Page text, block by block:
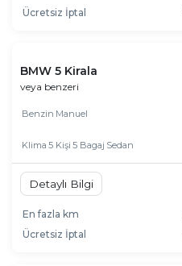
Ücretsiz İptal
BMW 5 Kirala
veya benzeri
Benzin Manuel
Klima 5 Kişi 5 Bagaj Sedan
Detaylı Bilgi
En fazla km
Ücretsiz İptal